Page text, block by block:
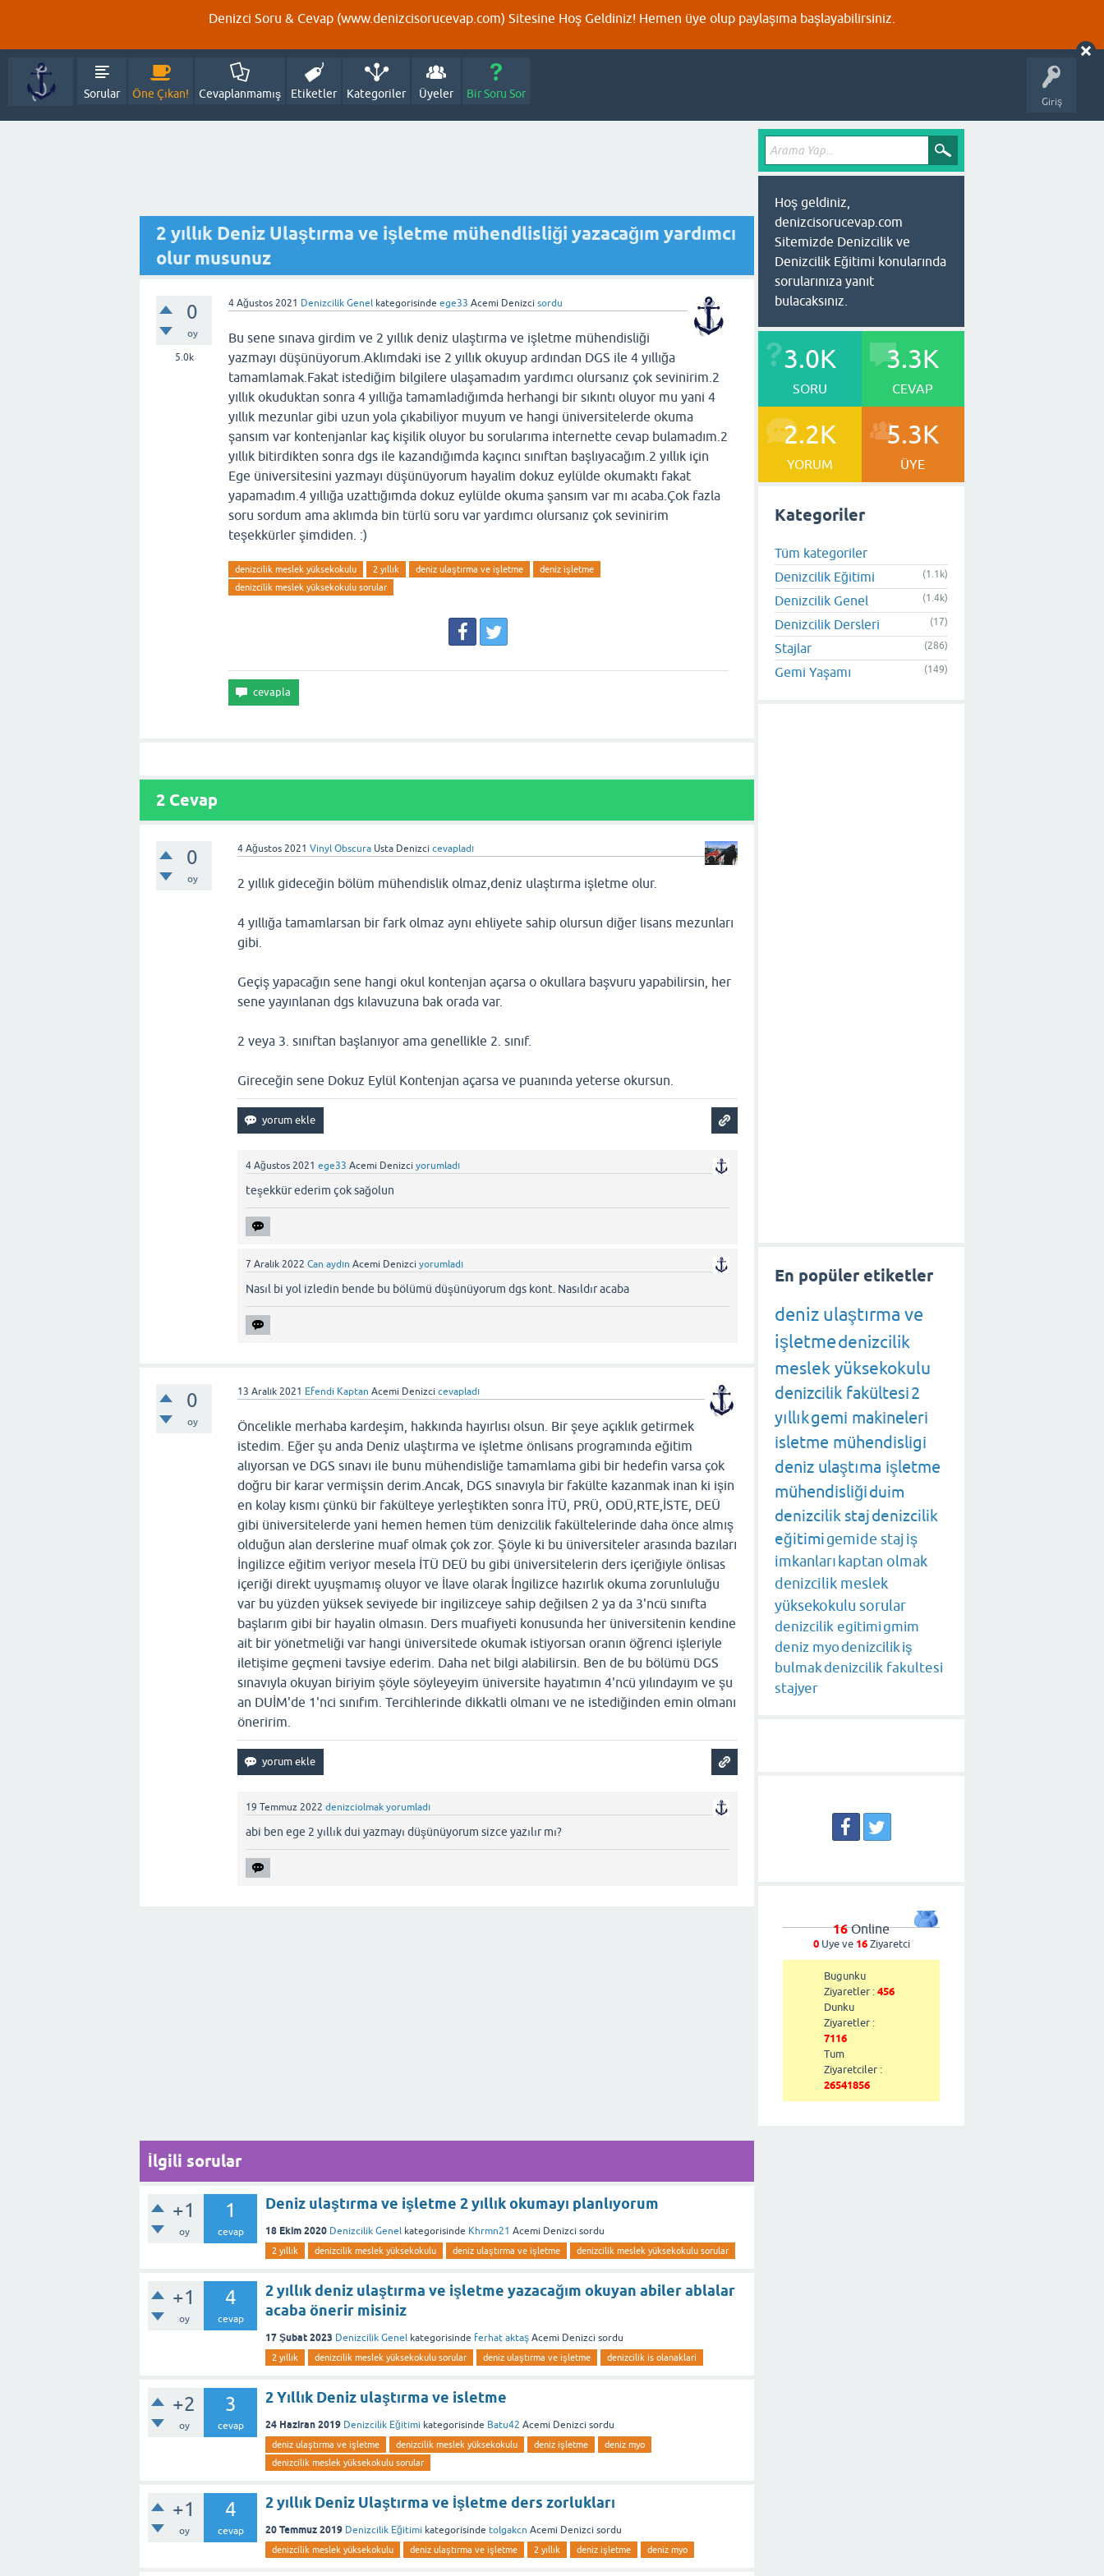
Denizci Soru & Cevap (www.denizcisorucevap.com) Sitesine Hoş Geldiniz! Hemen üye olup paylaşıma başlayabilirsiniz.
Giriş
Sorular Öne Çıkan! Cevaplanmamış Etiketler Kategoriler Üyeler Bir Soru Sor
2 yıllık Deniz Ulaştırma ve işletme mühendlisliği yazacağım yardımcı
olur musunuz
0
oy
5.0k
4 Ağustos 2021 Denizcilik Genel kategorisinde ege33 Acemi Denizci sordu
Bu sene sınava girdim ve 2 yıllık deniz ulaştırma ve işletme mühendisliği
yazmayı düşünüyorum.Aklımdaki ise 2 yıllık okuyup ardından DGS ile 4 yıllığa
tamamlamak.Fakat istediğim bilgilere ulaşamadım yardımcı olursanız çok sevinirim.2
yıllık okuduktan sonra 4 yıllığa tamamladığımda herhangi bir sıkıntı oluyor mu yani 4
yıllık mezunlar gibi uzun yola çıkabiliyor muyum ve hangi üniversitelerde okuma
şansım var kontenjanlar kaç kişilik oluyor bu sorularıma internette cevap bulamadım.2
yıllık bitirdikten sonra dgs ile kazandığımda kaçıncı sınıftan başlıyacağım.2 yıllık için
Ege üniversitesini yazmayı düşünüyorum hayalim dokuz eylülde okumaktı fakat
yapamadım.4 yıllığa uzattığımda dokuz eylülde okuma şansım var mı acaba.Çok fazla
soru sordum ama aklımda bin türlü soru var yardımcı olursanız çok sevinirim
teşekkürler şimdiden. :)
denizcilik meslek yüksekokulu 2 yıllık deniz ulaştırma ve işletme
deniz işletme
denizcilik meslek yüksekokulu sorular
2 Cevap
0
oy
4 Ağustos 2021 Vinyl Obscura Usta Denizci cevapladı
2 yıllık gideceğin bölüm mühendislik olmaz,deniz ulaştırma işletme olur.
4 yıllığa tamamlarsan bir fark olmaz aynı ehliyete sahip olursun diğer lisans mezunları
gibi.
Geçiş yapacağın sene hangi okul kontenjan açarsa o okullara başvuru yapabilirsin, her
sene yayınlanan dgs kılavuzuna bak orada var.
2 veya 3. sınıftan başlanıyor ama genellikle 2. sınıf.
Gireceğin sene Dokuz Eylül Kontenjan açarsa ve puanında yeterse okursun.
4 Ağustos 2021 ege33 Acemi Denizci yorumladı
teşekkür ederim çok sağolun
7 Aralık 2022 Can aydın Acemi Denizci yorumladı
Nasıl bi yol izledin bende bu bölümü düşünüyorum dgs kont. Nasıldır acaba
0
oy
13 Aralık 2021 Efendi Kaptan Acemi Denizci cevapladı
Öncelikle merhaba kardeşim, hakkında hayırlısı olsun. Bir şeye açıklık getirmek
istedim. Eğer şu anda Deniz ulaştırma ve işletme önlisans programında eğitim
alıyorsan ve DGS sınavı ile bunu mühendisliğe tamamlama gibi bir hedefin varsa çok
doğru bir karar vermişsin derim.Ancak, DGS sınavıyla bir fakülte kazanmak inan ki işin
en kolay kısmı çünkü bir fakülteye yerleştikten sonra İTÜ, PRÜ, ODÜ,RTE,İSTE, DEÜ
gibi üniversitelerde yani hemen hemen tüm denizcilik fakültelerinde daha önce almış
olduğun alan derslerine muaf olmak çok zor. Şöyle ki bu üniversiteler arasında bazıları
İngilizce eğitim veriyor mesela İTÜ DEÜ bu gibi üniversitelerin ders içeriğiyle önlisas
içeriği direkt uyuşmamış oluyor ve İlave olarak İngilizce hazırlık okuma zorunluluğu
var bu yüzden yüksek seviyede bir ingilizceye sahip değilsen 2 ya da 3'ncü sınıfta
başlarım gibi bir hayalin olmasın. Ders muafiyeti konusunda her üniversitenin kendine
ait bir yönetmeliği var hangi üniversitede okumak istiyorsan oranın öğrenci işleriyle
iletişime geçmeni tavsiye ederim. Daha net bilgi alabilirsin. Ben de bu bölümü DGS
sınavıyla okuyan biriyim şöyle söyleyeyim üniversite hayatımın 4'ncü yılındayım ve şu
an DUİM'de 1'nci sınıfım. Tercihlerinde dikkatli olmanı ve ne istediğinden emin olmanı
öneririm.
19 Temmuz 2022 denizciolmak yorumladı
abi ben ege 2 yıllık dui yazmayı düşünüyorum sizce yazılır mı?
İlgili sorular
+1
oy
1
cevap
Deniz ulaştırma ve işletme 2 yıllık okumayı planlıyorum
18 Ekim 2020 Denizcilik Genel kategorisinde Khrmn21 Acemi Denizci sordu
2 yıllık denizcilik meslek yüksekokulu deniz ulaştırma ve işletme denizcilik meslek yüksekokulu sorular
+1
oy
4
cevap
2 yıllık deniz ulaştırma ve işletme yazacağım okuyan abiler ablalar
acaba önerir misiniz
17 Şubat 2023 Denizcilik Genel kategorisinde ferhat aktaş Acemi Denizci sordu
2 yıllık denizcilik meslek yüksekokulu sorular deniz ulaştırma ve işletme denizcilik is olanaklari
+2
oy
3
cevap
2 Yıllık Deniz ulaştırma ve isletme
24 Haziran 2019 Denizcilik Eğitimi kategorisinde Batu42 Acemi Denizci sordu
deniz ulaştırma ve işletme denizcilik meslek yüksekokulu deniz işletme
deniz myo
denizcilik meslek yüksekokulu sorular
+1
oy
4
cevap
2 yıllık Deniz Ulaştırma ve İşletme ders zorlukları
20 Temmuz 2019 Denizcilik Eğitimi kategorisinde tolgakcn Acemi Denizci sordu
denizcilik meslek yüksekokulu deniz ulaştırma ve işletme 2 yıllık deniz işletme deniz myo
Hoş geldiniz,
denizcisorucevap.com
Sitemizde Denizcilik ve
Denizcilik Eğitimi konularında
sorularınıza yanıt
bulacaksınız.
3.0K
SORU
3.3K
CEVAP
2.2K
YORUM
5.3K
ÜYE
Kategoriler
Tüm kategoriler
Denizcilik Eğitimi
(1.1k)
Denizcilik Genel (1.4k)
Denizcilik Dersleri (17)
Stajlar (286)
Gemi Yaşamı (149)
En popüler etiketler
deniz ulaştırma ve
işletmedenizcilik
meslek yüksekokulu
denizcilik fakültesi2
yıllıkgemi makineleri
isletme mühendisligi
deniz ulaştıma işletme
mühendisliğiduim
denizcilik stajdenizcilik
eğitimigemide stajiş
imkanlarıkaptan olmak
denizcilik meslek
yüksekokulu sorular
denizcilik egitimigmim
deniz myodenizcilikiş
bulmakdenizcilik fakultesi
stajyer
16Online
0Uye ve 16Ziyaretci
Bugunku
Ziyaretler : 456
Dunku
Ziyaretler :
7116
Tum
Ziyaretciler :
26541856